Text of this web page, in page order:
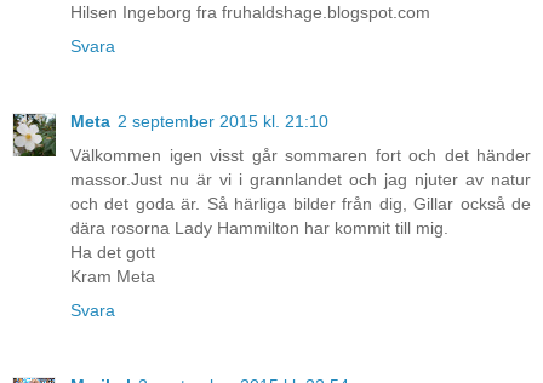
Hilsen Ingeborg fra fruhaldshage.blogspot.com
Svara
Meta 2 september 2015 kl. 21:10
Välkommen igen visst går sommaren fort och det händer
massor.Just nu är vi i grannlandet och jag njuter av natur
och det goda är. Så härliga bilder från dig, Gillar också de
dära rosorna Lady Hammilton har kommit till mig.
Ha det gott
Kram Meta
Svara